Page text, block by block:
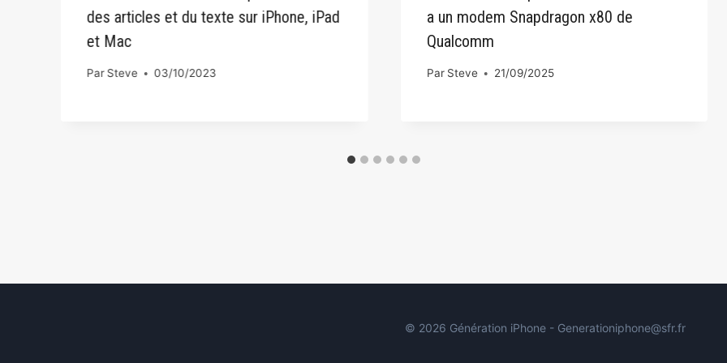
des articles et du texte sur iPhone, iPad
et Mac
ParSteve 03/10/2023
a un modem Snapdragon x80 de
Qualcomm
Par Steve 21/09/2025
© 2026 Génération iPhone - Generationiphone@sfr.fr